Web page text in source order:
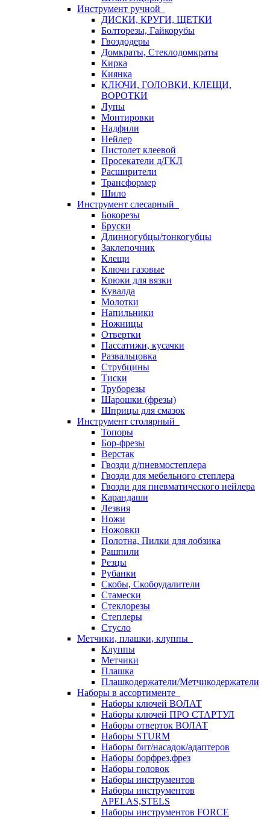
Инструмент ручной
ДИСКИ, КРУГИ, ЩЕТКИ
Болторезы, Гайкорубы
Гвоздодеры
Домкраты, Стеклодомкраты
Кирка
Киянка
КЛЮЧИ, ГОЛОВКИ, КЛЕЩИ,
ВОРОТКИ
Лупы
Монтировки
Надфили
Нейлер
Пистолет клеевой
Просекатели д/ГКЛ
Расширители
Трансформер
Шило
Инструмент слесарный
Бокорезы
Бруски
Длинногубцы/тонкогубцы
Заклепочник
Клещи
Ключи газовые
Крюки для вязки
Кувалда
Молотки
Напильники
Ножницы
Отвертки
Пассатижи, кусачки
Развальцовка
Струбцины
Тиски
Труборезы
Шарошки (фрезы)
Шприцы для смазок
Инструмент столярный
Топоры
Бор-фрезы
Верстак
Гвозди д/пневмостеплера
Гвозди для мебельного степлера
Гвозди для пневматического нейлера
Карандаши
Лезвия
Ножи
Ножовки
Полотна, Пилки для лобзика
Рашпили
Резцы
Рубанки
Скобы, Скобоудалители
Стамески
Стеклорезы
Степлеры
Стусло
Метчики, плашки, клуппы
Клуппы
Метчики
Плашка
Плашкодержатели/Метчикодержатели
Наборы в ассортименте
Наборы ключей ВОЛАТ
Наборы ключей ПРО СТАРТУЛ
Наборы отверток ВОЛАТ
Наборы STURM
Наборы бит/насадок/адаптеров
Наборы борфрез,фрез
Наборы головок
Наборы инструментов
Наборы инструментов
APELAS,STELS
Наборы инструментов FORCE